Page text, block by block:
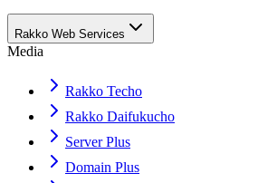
Rakko Web Services
Media
Rakko Techo
Rakko Daifukucho
Server Plus
Domain Plus